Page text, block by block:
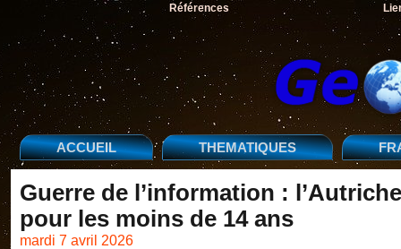
Références
ACCUEIL THEMATIQUES
Guerre de l’information :
pour les moins de 14 ans
mardi 7 avril 2026